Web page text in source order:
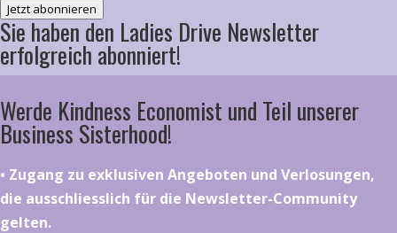
Jetzt abonnieren
Sie haben den Ladies Drive Newsletter
erfolgreich abonniert!
Werde Kindness Economist und Teil unserer
Business Sisterhood!
•⁠ ⁠⁠Zugang zu exklusiven Angeboten und Verlosungen,
die ausschliesslich für die Newsletter-Community
gelten.